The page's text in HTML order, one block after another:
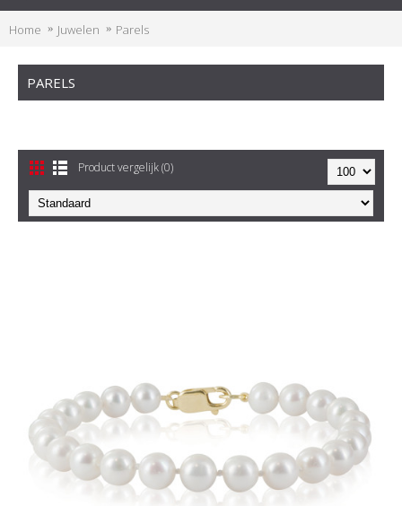
Home Juwelen Parels
PARELS
Product vergelijk (0)